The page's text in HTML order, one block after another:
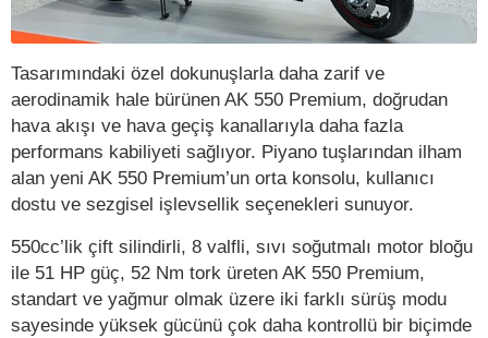
Tasarımındaki özel dokunuşlarla daha zarif ve
aerodinamik hale bürünen AK 550 Premium, doğrudan
hava akışı ve hava geçiş kanallarıyla daha fazla
performans kabiliyeti sağlıyor. Piyano tuşlarından ilham
alan yeni AK 550 Premium’un orta konsolu, kullanıcı
dostu ve sezgisel işlevsellik seçenekleri sunuyor.
550cc’lik çift silindirli, 8 valfli, sıvı soğutmalı motor bloğu
ile 51 HP güç, 52 Nm tork üreten AK 550 Premium,
standart ve yağmur olmak üzere iki farklı sürüş modu
sayesinde yüksek gücünü çok daha kontrollü bir biçimde